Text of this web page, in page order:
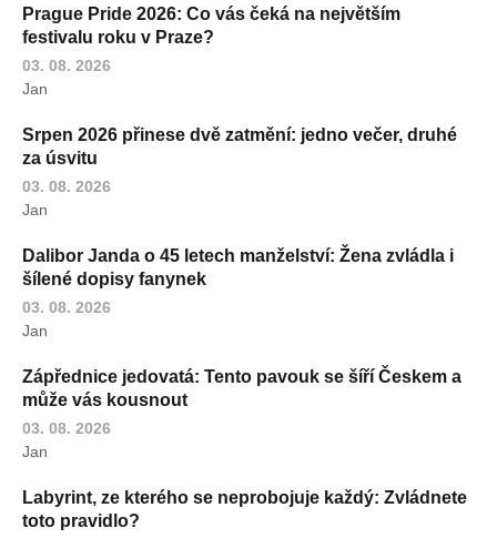
Prague Pride 2026: Co vás čeká na největším
festivalu roku v Praze?
03. 08. 2026
Jan
Srpen 2026 přinese dvě zatmění: jedno večer, druhé
za úsvitu
03. 08. 2026
Jan
Dalibor Janda o 45 letech manželství: Žena zvládla i
šílené dopisy fanynek
03. 08. 2026
Jan
Zápřednice jedovatá: Tento pavouk se šíří Českem a
může vás kousnout
03. 08. 2026
Jan
Labyrint, ze kterého se neprobojuje každý: Zvládnete
toto pravidlo?